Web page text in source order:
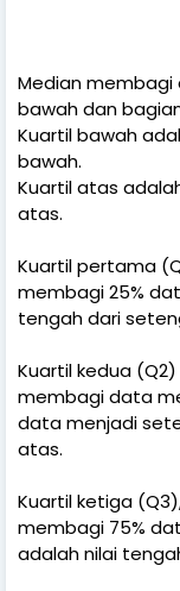
Median
bawah dan
Kuartil bawah
bawah.
Kuartil atas
atas.
Kuartil pertama
membagi 25%
tengah dari
Kuartil kedua
membagi data
data menjadi
atas.
Kuartil ketiga
membagi 75%
adalah nilai